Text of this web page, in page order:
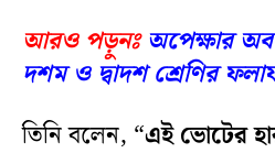
আরও পড়ুনঃ অপেক্ষার
দশম ও দ্বাদশ শ্রেণির
তিনি বলেন, “এই ভোটের